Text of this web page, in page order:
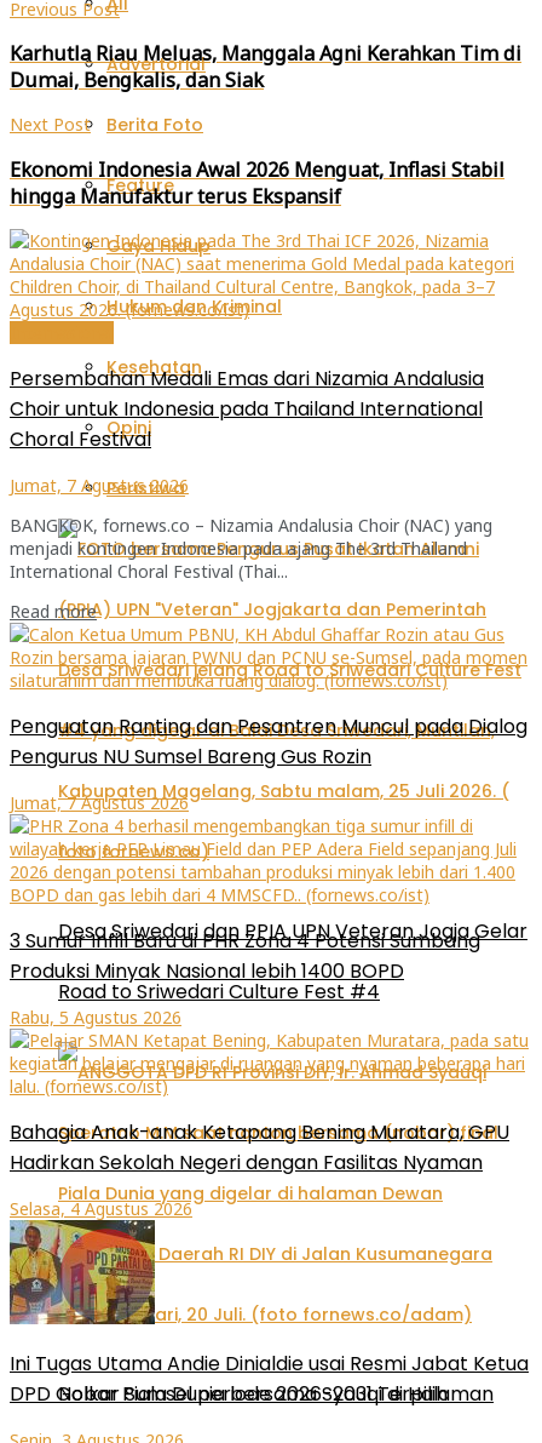
Advertorial
Berita Foto
Feature
Gaya Hidup
Hukum dan Kriminal
Kesehatan
Opini
Peristiwa
Desa Sriwedari dan PPIA UPN Veteran Jogja Gelar
Road to Sriwedari Culture Fest #4
Nobar Piala Dunia bersama Syauqi di Halaman
baru) baru)
Previous Post
Karhutla Riau Meluas, Manggala Agni Kerahkan Tim di
Dumai, Bengkalis, dan Siak
Next Post
Ekonomi Indonesia Awal 2026 Menguat, Inflasi Stabil
hingga Manufaktur terus Ekspansif
Persembahan Medali Emas dari Nizamia Andalusia
Choir untuk Indonesia pada Thailand International
Choral Festival
Jumat, 7 Agustus 2026
BANGKOK, fornews.co – Nizamia Andalusia Choir (NAC) yang
menjadi kontingen Indonesia pada ajang The 3rd Thailand
International Choral Festival (Thai...
Read more
Penguatan Ranting dan Pesantren Muncul pada Dialog
Pengurus NU Sumsel Bareng Gus Rozin
Jumat, 7 Agustus 2026
3 Sumur Infill Baru di PHR Zona 4 Potensi Sumbang
Produksi Minyak Nasional lebih 1400 BOPD
Rabu, 5 Agustus 2026
Bahagia Anak-anak Ketapang Bening Muratara, GPU
Hadirkan Sekolah Negeri dengan Fasilitas Nyaman
Selasa, 4 Agustus 2026
Ini Tugas Utama Andie Dinialdie usai Resmi Jabat Ketua
DPD Golkar Sumsel periode 2026-2031 Terpilih